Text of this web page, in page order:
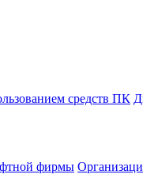
средств ПК
фирмы